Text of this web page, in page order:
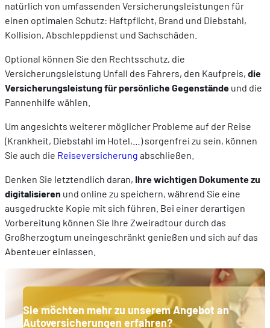
natürlich von umfassenden Versicherungsleistungen für
einen optimalen Schutz: Haftpflicht, Brand und Diebstahl,
Kollision, Abschleppdienst und Sachschäden.
Optional können Sie den Rechtsschutz, die
Versicherungsleistung Unfall des Fahrers, den Kaufpreis, die
Versicherungsleistung für persönliche Gegenstände und die
Pannenhilfe wählen.
Um angesichts weiterer möglicher Probleme auf der Reise
(Krankheit, Diebstahl im Hotel,…) sorgenfrei zu sein, können
Sie auch die Reiseversicherung abschließen.
Denken Sie letztendlich daran, Ihre wichtigen Dokumente zu
digitalisieren und online zu speichern, während Sie eine
ausgedruckte Kopie mit sich führen. Bei einer derartigen
Vorbereitung können Sie Ihre Zweiradtour durch das
Großherzogtum uneingeschränkt genießen und sich auf das
Abenteuer einlassen.
Sie möchten mehr zu unserem Angebot an
Autoversicherungen erfahren?